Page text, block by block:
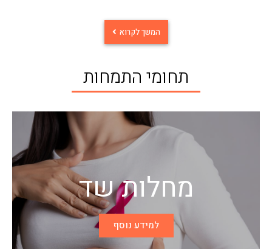
המשך לקרוא
תחומי התמחות
מחלות שד
למידע נוסף